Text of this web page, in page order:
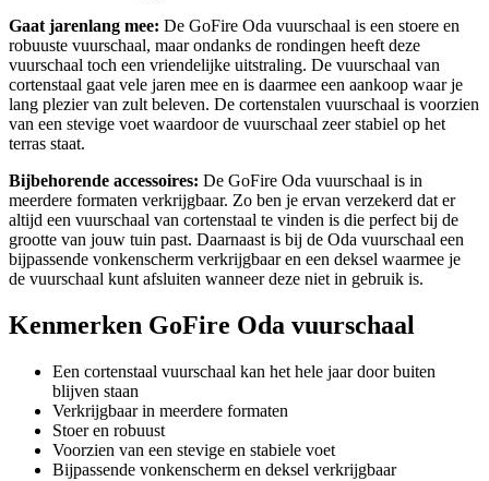
Gaat jarenlang mee: De GoFire Oda vuurschaal is een stoere en
robuuste vuurschaal, maar ondanks de rondingen heeft deze
vuurschaal toch een vriendelijke uitstraling. De vuurschaal van
cortenstaal gaat vele jaren mee en is daarmee een aankoop waar je
lang plezier van zult beleven. De cortenstalen vuurschaal is voorzien
van een stevige voet waardoor de vuurschaal zeer stabiel op het
terras staat.
Bijbehorende accessoires: De GoFire Oda vuurschaal is in
meerdere formaten verkrijgbaar. Zo ben je ervan verzekerd dat er
altijd een vuurschaal van cortenstaal te vinden is die perfect bij de
grootte van jouw tuin past. Daarnaast is bij de Oda vuurschaal een
bijpassende vonkenscherm verkrijgbaar en een deksel waarmee je
de vuurschaal kunt afsluiten wanneer deze niet in gebruik is.
Kenmerken GoFire Oda vuurschaal
Een cortenstaal vuurschaal kan het hele jaar door buiten
blijven staan
Verkrijgbaar in meerdere formaten
Stoer en robuust
Voorzien van een stevige en stabiele voet
Bijpassende vonkenscherm en deksel verkrijgbaar